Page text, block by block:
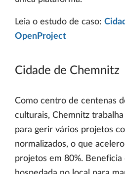
Leia o estudo de caso:
OpenProject
Cidade de Chemnitz
Como centro de centenas
culturais, Chemnitz
para gerir vários projetos
normalizados, o que
projetos em 80%. Beneficia